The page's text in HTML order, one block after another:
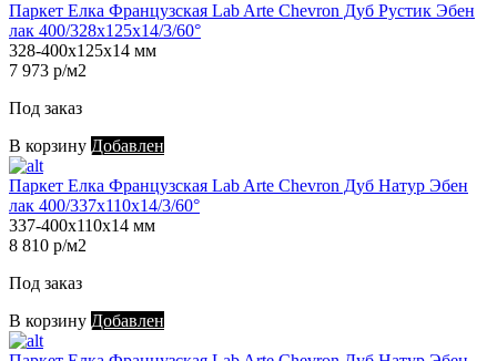
Паркет Елка Французская Lab Arte Chevron Дуб Рустик Эбен
лак 400/328х125х14/3/60°
328-400х125х14 мм
7 973 р/м2
Под заказ
В корзину Добавлен
Паркет Елка Французская Lab Arte Chevron Дуб Натур Эбен
лак 400/337х110х14/3/60°
337-400х110х14 мм
8 810 р/м2
Под заказ
В корзину Добавлен